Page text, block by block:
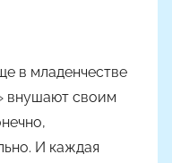
в младенчестве
внушают своим
И каждая